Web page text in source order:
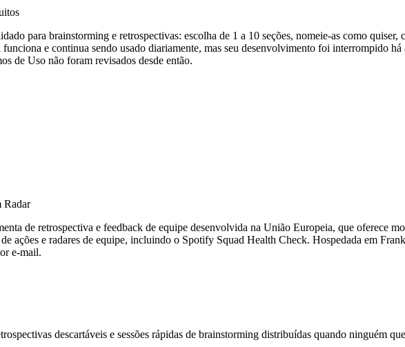
para brainstorming e retrospectivas: escolha de 1 a 10 seções, nomeie-as como
e continua sendo usado diariamente, mas seu desenvolvimento foi interrompido
de Uso não foram revisados desde então.
Radar
de retrospectiva e feedback de equipe desenvolvida na União Europeia, que oferece
ações e radares de equipe, incluindo o Spotify Squad Health Check. Hospedada em
e-mail.
descartáveis e sessões rápidas de brainstorming distribuídas quando ninguém